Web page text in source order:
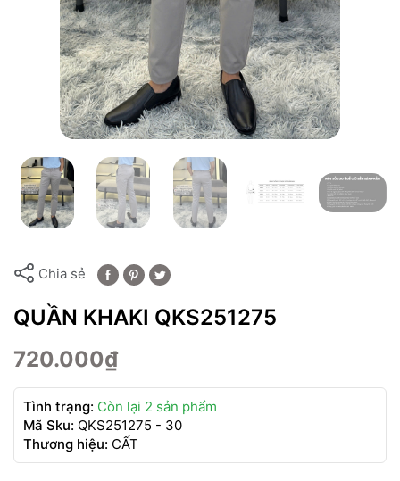
Chia sẻ
QUẦN KHAKI QKS251275
720.000₫
Tình trạng: Còn lại 2 sản phẩm
Mã Sku: QKS251275 - 30
Thương hiệu: CẤT